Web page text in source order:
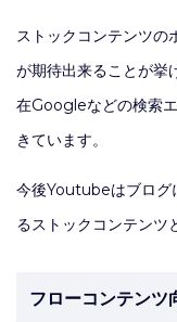
ストックコンテンツの
が期待出来ることが挙
在Googleなどの検索
きています。
今後Youtubeはブログ
るストックコンテンツ
フローコンテンツ